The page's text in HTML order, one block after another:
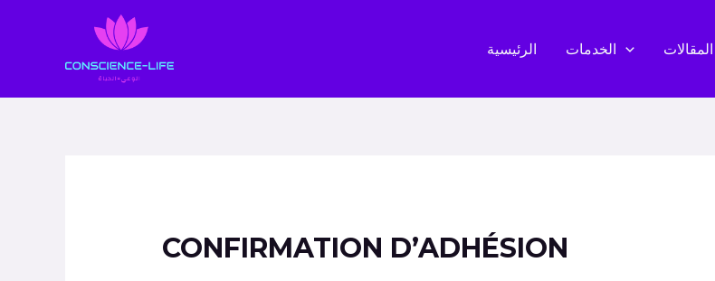
الرئيسية الخدمات المقالات
CONFIRMATION D’ADHÉSION